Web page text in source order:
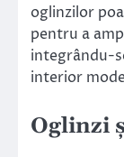
oglinzilor
pentru a
integrându-
interior
Oglinzi